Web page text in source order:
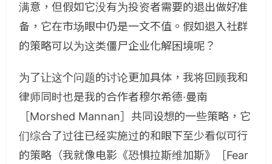
满意，但假如它没有为投资者需要的退出做好准
备，它在市场眼中仍是一文不值。假如退入社群
的策略可以为这类僵尸企业化解困境呢？
为了让这个问题的讨论更加具体，我将回顾我和
律师同时也是我的合作者穆尔希德·曼南
［Morshed Mannan］共同设想的一些策略，它
们综合了过往已经实施过的和眼下至少看似可行
的策略（我就像电影《恐惧拉斯维加斯》［Fear